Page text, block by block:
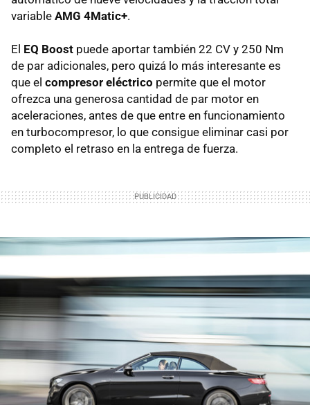
variable AMG 4Matic+.
El EQ Boost puede aportar también 22 CV y 250 Nm
de par adicionales, pero quizá lo más interesante es
que el compresor eléctrico permite que el motor
ofrezca una generosa cantidad de par motor en
aceleraciones, antes de que entre en funcionamiento
en turbocompresor, lo que consigue eliminar casi por
completo el retraso en la entrega de fuerza.